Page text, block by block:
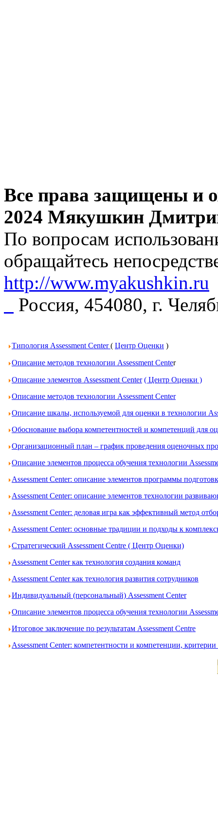
Все права защищены и
2024 Мякушкин
По вопросам
обращайтесь
http://www.myakushkin.ru
Россия, 454080, г.
Типология Assessment Center( Центр Оценки )
Описание методов технологии Assessment Center
Описание элементов Assessment Center ( Центр Оценки )
Описание методов технологии Assessment Center
Описание шкалы, используемой для оценки в технологии
Обоснование выбора компетентностей и компетенций для
Организационный план – график проведения оценочных
Описание элементов процесса обучения технологии
Assessment Center: описание элементов программы
Assessment Center: описание элементов технологии
Assessment Center: деловая игра как эффективный метод
Assessment Center: основные традиции и подходы к
Стратегический Assessment Centre ( Центр Оценки)
Assessment Center как технология создания команд
Assessment Center как технология развития сотрудников
Индивидуальный (персональный) Assessment Center
Описание элементов процесса обучения технологии
Итоговое заключение по результатам Assessment Centre
Assessment Center: компетентности и компетенции,